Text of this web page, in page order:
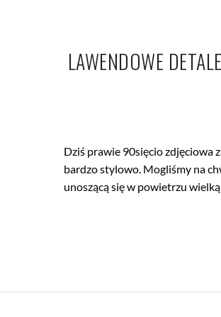
LAWENDOWE
Dziś prawie 90sięcio zdjęciowa
bardzo stylowo. Mogliśmy na
unoszącą się w powietrzu